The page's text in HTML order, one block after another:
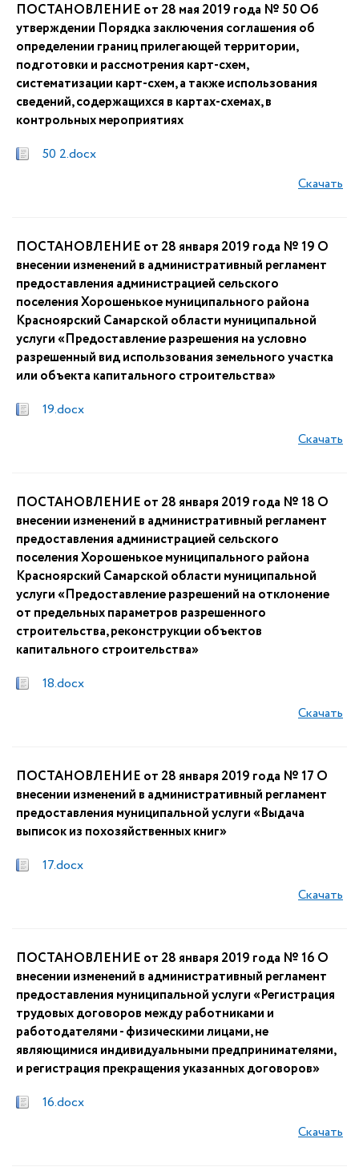
ПОСТАНОВЛЕНИЕ от 28 мая 2019 года № 50 Об
утверждении Порядка заключения соглашения об
определении границ прилегающей территории,
подготовки и рассмотрения карт-схем,
систематизации карт-схем, а также использования
сведений, содержащихся в картах-схемах, в
контрольных мероприятиях
50 2.docx
Скачать
ПОСТАНОВЛЕНИЕ от 28 января 2019 года № 19 О
внесении изменений в административный регламент
предоставления администрацией сельского
поселения Хорошенькое муниципального района
Красноярский Самарской области муниципальной
услуги «Предоставление разрешения на условно
разрешенный вид использования земельного участка
или объекта капитального строительства»
19.docx
Скачать
ПОСТАНОВЛЕНИЕ от 28 января 2019 года № 18 О
внесении изменений в административный регламент
предоставления администрацией сельского
поселения Хорошенькое муниципального района
Красноярский Самарской области муниципальной
услуги «Предоставление разрешений на отклонение
от предельных параметров разрешенного
строительства, реконструкции объектов
капитального строительства»
18.docx
Скачать
ПОСТАНОВЛЕНИЕ от 28 января 2019 года № 17 О
внесении изменений в административный регламент
предоставления муниципальной услуги «Выдача
выписок из похозяйственных книг»
17.docx
Скачать
ПОСТАНОВЛЕНИЕ от 28 января 2019 года № 16 О
внесении изменений в административный регламент
предоставления муниципальной услуги «Регистрация
трудовых договоров между работниками и
работодателями - физическими лицами, не
являющимися индивидуальными предпринимателями,
и регистрация прекращения указанных договоров»
16.docx
Скачать